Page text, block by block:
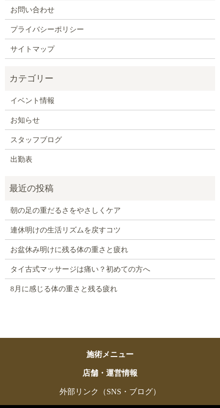
お問い合わせ
プライバシーポリシー
サイトマップ
イベント情報
お知らせ
スタッフブログ
出勤表
朝の足の重だるさをやさしくケア
連休明けの生活リズムを戻すコツ
お盆休み明けに残る体の重さと疲れ
タイ古式マッサージは痛い？初めての方へ
8月に感じる体の重さと残る疲れ
施術メニュー
店舗・運営情報
外部リンク（SNS・ブログ）